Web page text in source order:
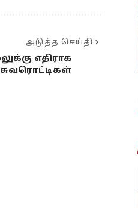
அடுத்த செய்தி
எதிராக